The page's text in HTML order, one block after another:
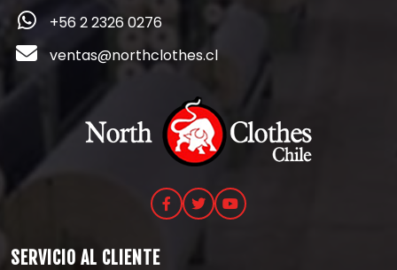
+56 2 2326 0276
ventas@northclothes.cl
SERVICIO AL CLIENTE